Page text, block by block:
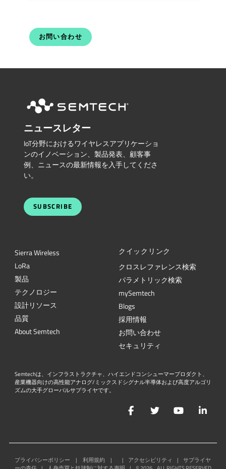
お問い合わせ
ニュースレター
IoT分野におけるワイヤレスアプリケーショ
ンのイノベーション、製品発表、顧客事
例、ニュースの最新情報を入手してくださ
い。
SUBSCRIBE
Sierra Wireless
LoRa
製品
テクノロジー
設計リソース
品質
About Semtech
クイックリンク
クロスレファレンス検索
パラメトリック検索
mySemtech
Blogs
採用情報
お問い合わせ
セキュリティ
Semtechは、インフラストラクチャ、ハイエンドコンシューマープロダクト、
産業機器向けの高性能アナログ/ミックスドシグナル半導体および高度アルゴリ
ズムの大手グローバルサプライヤです。
FacebookTwitterYouTube
プライバシーポリシー | 利用規約 | | アクセシビリティ |
サプライヤ